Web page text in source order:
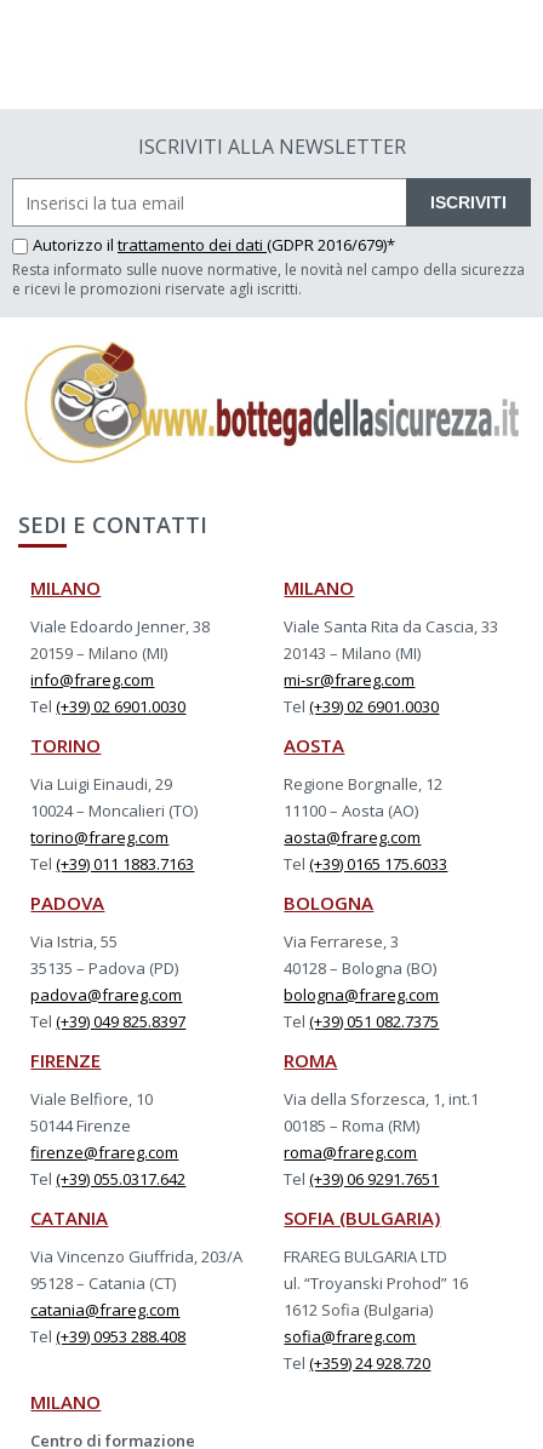
ISCRIVITI ALLA NEWSLETTER
ISCRIVITI
Autorizzo il trattamento dei dati (GDPR 2016/679)*
Resta informato sulle nuove normative, le novità nel campo della sicurezza
e ricevi le promozioni riservate agli iscritti.
SEDI E CONTATTI
MILANO
Viale Edoardo Jenner, 38
20159 – Milano (MI)
info@frareg.com
Tel(+39) 02 6901.0030
MILANO
Viale Santa Rita da Cascia, 33
20143 – Milano (MI)
mi-sr@frareg.com
Tel(+39) 02 6901.0030
TORINO
Via Luigi Einaudi, 29
10024 – Moncalieri (TO)
torino@frareg.com
Tel(+39) 011 1883.7163
AOSTA
Regione Borgnalle, 12
11100 – Aosta (AO)
aosta@frareg.com
Tel(+39) 0165 175.6033
PADOVA
Via Istria, 55
35135 – Padova (PD)
padova@frareg.com
Tel(+39) 049 825.8397
BOLOGNA
Via Ferrarese, 3
40128 – Bologna (BO)
bologna@frareg.com
Tel(+39) 051 082.7375
FIRENZE
Viale Belfiore, 10
50144 Firenze
firenze@frareg.com
Tel(+39) 055.0317.642
ROMA
Via della Sforzesca, 1, int.1
00185 – Roma (RM)
roma@frareg.com
Tel(+39) 06 9291.7651
CATANIA
Via Vincenzo Giuffrida, 203/A
95128 – Catania (CT)
catania@frareg.com
Tel(+39) 0953 288.408
SOFIA (BULGARIA)
FRAREG BULGARIA LTD
ul. “Troyanski Prohod” 16
1612 Sofia (Bulgaria)
sofia@frareg.com
Tel(+359) 24 928.720
MILANO
Centro di formazione